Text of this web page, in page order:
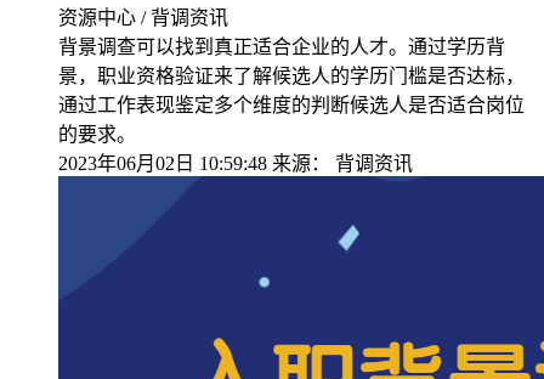
资源中心 / 背调资讯
背景调查可以找到真正适合企业的人才。通过学历背
景，职业资格验证来了解候选人的学历门槛是否达标，
通过工作表现鉴定多个维度的判断候选人是否适合岗位
的要求。
2023年06月02日 10:59:48 来源： 背调资讯